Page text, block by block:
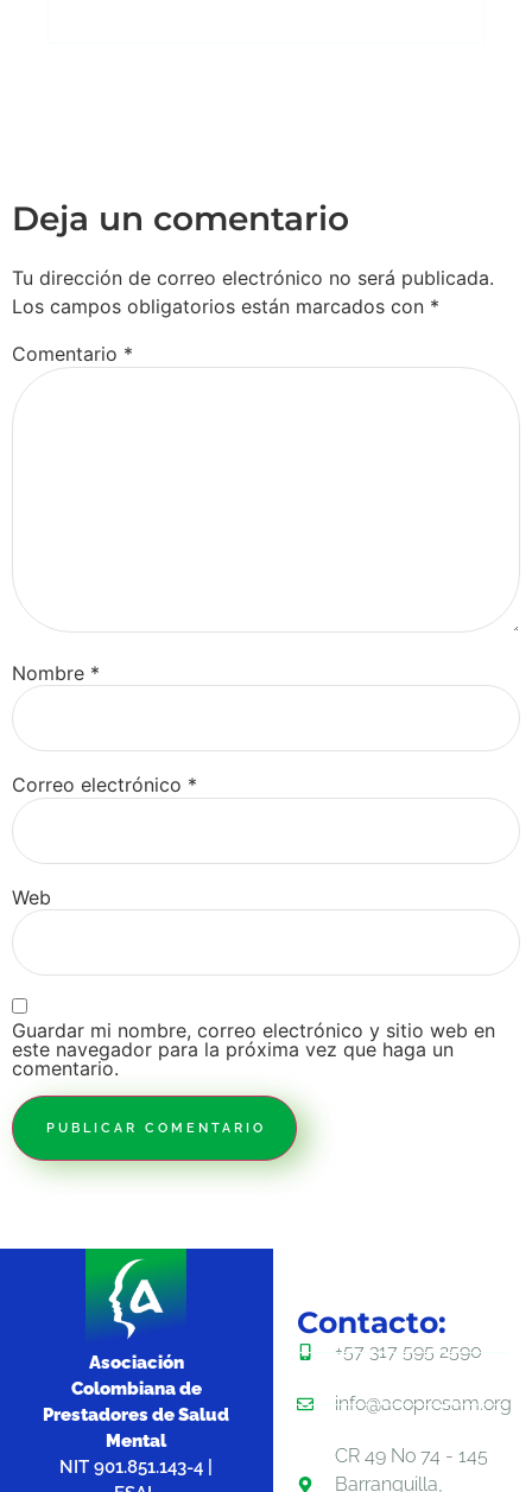
Deja un comentario
Tu dirección de correo electrónico no será publicada.
Los campos obligatorios están marcados con *
Comentario *
Nombre *
Correo electrónico *
Web
Guardar mi nombre, correo electrónico y sitio web en
este navegador para la próxima vez que haga un
comentario.
Asociación
Colombiana de
Prestadores de Salud
Mental
NIT 901.851.143-4 |
Contacto:
+57 317 595 2590
info@acopresam.org
CR 49 No 74 - 145
Barranquilla,